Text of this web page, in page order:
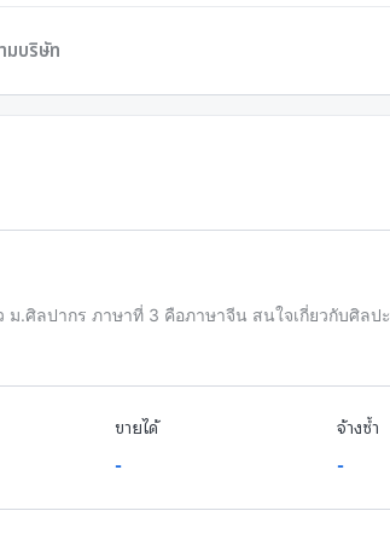
มบริษัท
ม.ศิลปากร ภาษาที่ 3 คือภาษาจีน สนใจเกี่ยวกับศิลป
ขายได้
-
จ้างซ้ำ
-